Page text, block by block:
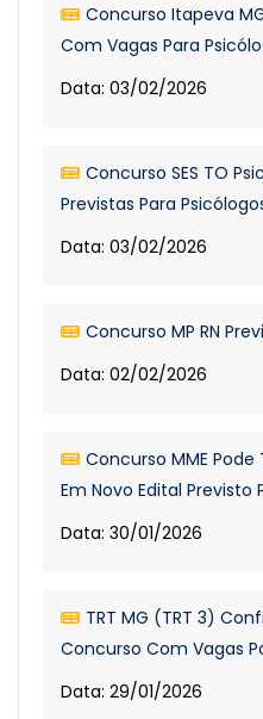
Concurso Itapeva
Com Vagas Para
Data: 03/02/2026
Concurso SES TO
Previstas Para
Data: 03/02/2026
Concurso MP RN
Data: 02/02/2026
Concurso MME Pode
Em Novo Edital Previsto
Data: 30/01/2026
TRT MG (TRT 3)
Concurso Com Vagas
Data: 29/01/2026